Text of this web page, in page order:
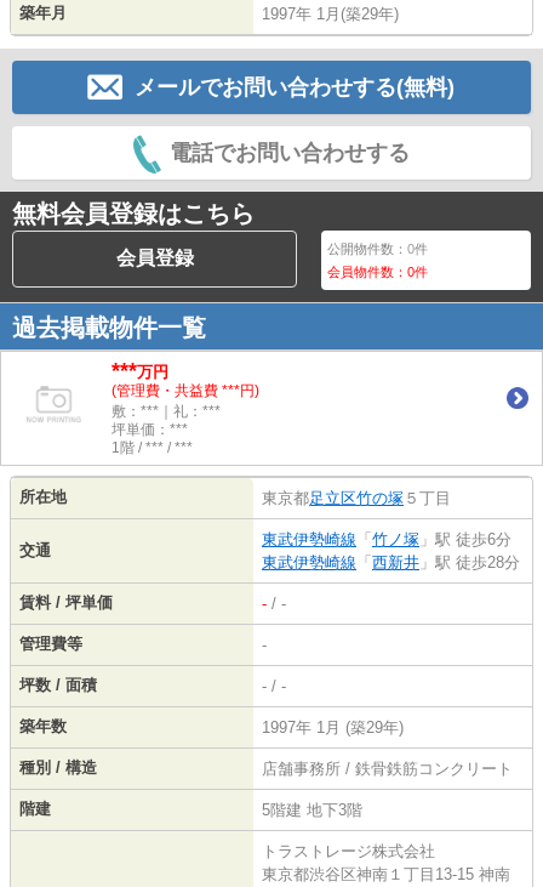
築年月 1997年 1月(築29年)
メールでお問い合わせする(無料)
電話でお問い合わせする
無料会員登録はこちら
会員登録 公開物件数：0件
会員物件数：0件
過去掲載物件一覧
***万円
(管理費・共益費 ***円)
敷：***｜礼：***
坪単価：***
1階 / *** / ***
所在地 東京都足立区竹の塚 ５丁目
交通
東武伊勢崎線 「 竹ノ塚 」駅 徒歩6分
東武伊勢崎線 「 西新井 」駅 徒歩28分
賃料 / 坪単価 - / -
管理費等 -
坪数 / 面積 - / -
築年数 1997年 1月 (築29年)
種別 / 構造 店舗事務所 / 鉄骨鉄筋コンクリート
階建 5階建 地下3階
トラストレージ株式会社
東京都渋谷区神南１丁目13-15 神南